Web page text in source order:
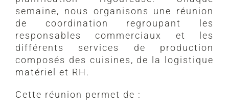
semaine, nous organisons une réunion
de coordination regroupant les
responsables commerciaux et les
différents services de production
composés des cuisines, de la logistique
matériel et RH.
Cette réunion permet de :